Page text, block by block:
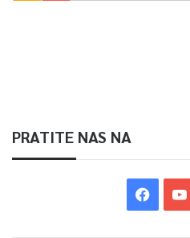
PRATITE NAS NA